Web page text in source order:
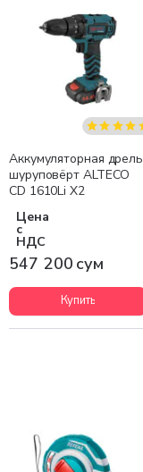
Аккумуляторная дрель
шуруповёрт ALTECO
CD 1610Li X2
Цена
с
НДС
547 200 сум
Купить